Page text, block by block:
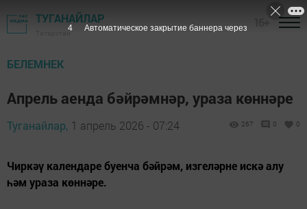
ТУГАНАЙЛАР
БЕЛЕМНЕК
Апрель аенда бәйрәмнәр, ураза көннәре
Туганайлар, 1 апрель 2026 - 07:24 267 0 0
Чиркәү календаре буенча бәйрәм, изгеләрне искә алу
һәм ураза көннәре.
2 Автоматическое закрытие баннера через